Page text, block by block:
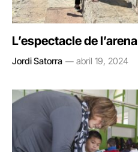
L’espectacle de l’arena
Jordi Satorra abril 19, 2024